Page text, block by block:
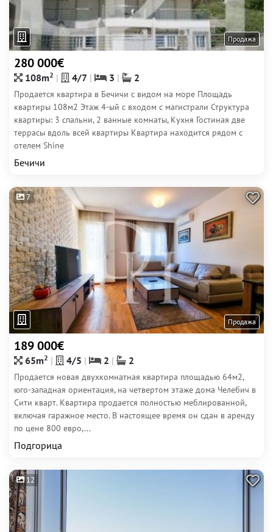
Продажа
280 000€
108m2 4/7 3 2
Продается квартира в Бечичи с видом на море Площадь
квартиры 108м2 Этаж 4-ый с входом с магистрали Структура
квартиры: 3 спальни, 2 ванные комнаты, Кухня Гостиная две
террасы вдоль всей квартиры Квартира находится рядом с
отелем Shine
Бечичи
7
Продажа
189 000€
65m2 4/5 2 2
Продается новая двухкомнатная квартира площадью 64м2,
юго-западная ориентация, на четвертом этаже дома Челебич в
Сити кварт. Квартира продается полностью меблированной,
включая гаражное место. В настоящее время он сдан в аренду
по цене 800 евро,...
Подгорица
12